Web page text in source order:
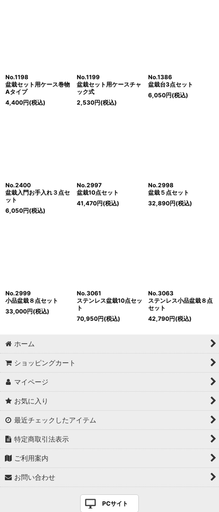
No.1198
盆栽セット用ケース巻物
Aタイプ
4,400円(税込)
No.1199
盆栽セット用ケースチャ
ック式
2,530円(税込)
No.1386
盆栽台3点セット
6,050円(税込)
No.2400
盆栽入門お手入れ３点セ
ット
6,050円(税込)
No.2997
盆栽10点セット
41,470円(税込)
No.2998
盆栽５点セット
32,890円(税込)
No.2999
小品盆栽８点セット
33,000円(税込)
No.3061
ステンレス盆栽10点セッ
ト
70,950円(税込)
No.3063
ステンレス小品盆栽８点
セット
42,790円(税込)
ホーム
ショッピングカート
マイページ
お気に入り
最近チェックしたアイテム
特定商取引法表示
ご利用案内
お問い合わせ
PCサイト